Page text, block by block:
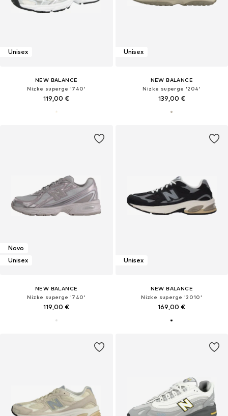
Unisex
NEW BALANCE
Nizke superge '740'
119,00 €
Unisex
NEW BALANCE
Nizke superge '204'
139,00 €
Novo
Unisex
NEW BALANCE
Nizke superge '740'
119,00 €
Unisex
NEW BALANCE
Nizke superge '2010'
169,00 €